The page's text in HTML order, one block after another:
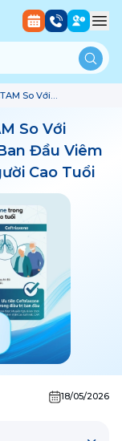
So Với
Ở Người Cao Tuổi
So Với
Đầu Viêm
Cao Tuổi
18/05/2026